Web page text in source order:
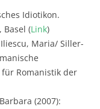
Idiotikon.
Basel (Link)
Maria/ Siller-
Romanistik der
(2007):